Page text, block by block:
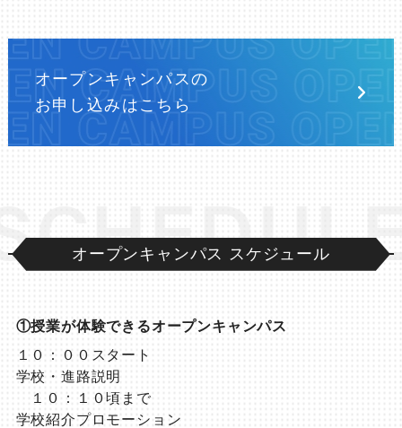
オープンキャンパスの
お申し込みはこちら
オープンキャンパス スケジュール
①授業が体験できるオープンキャンパス
１０：００スタート
学校・進路説明
１０：１０頃まで
学校紹介プロモーション